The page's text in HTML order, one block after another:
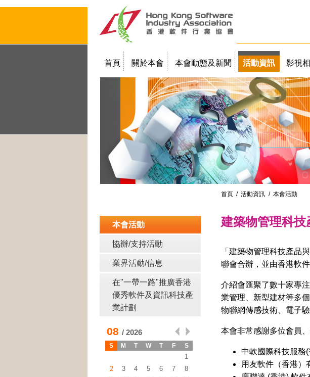
首頁 關於本會 本會動態及新聞 活動資訊 影視
教學簡報
首頁/ 活動資訊 / 本會活動
本會活動
協辦/支持活動
業界活動/信息
在"一帶一路"推廣香港
優秀軟件及資訊科技產
業計劃
建築物管理科
「建築物管理科技產品
聯會合辦，並由香港軟
介紹會匯聚了數十家專
業管理、新型建材等多
物聯網傳感技術、電子
本會非常感謝多位會員
中軟國際科技服務(
用友軟件（香港）